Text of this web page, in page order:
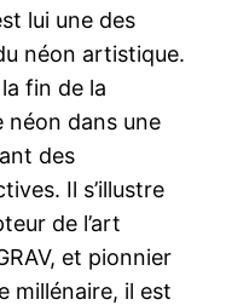
lui une des
néon artistique.
fin de la
néon dans une
des
Il s’illustre
de l’art
et pionnier
millénaire, il est